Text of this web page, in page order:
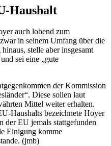
Haushalt
auch lobend zum
in seinem Umfang über die
stelle aber insgesamt
sei eine „gute
der Kommission
Diese sollen laut
Mittel weiter erhalten.
Haushalts bezeichnete Hoyer
der EU jemals stattgefunden
Einigung komme
(jmb)